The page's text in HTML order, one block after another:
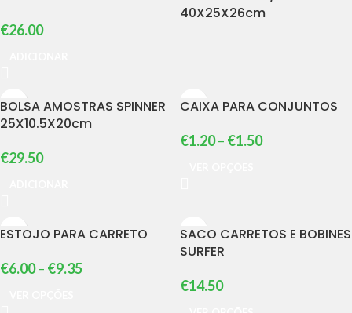
€26.00
40X25X26cm
BOLSA AMOSTRAS SPINNER
25X10.5X20cm
€29.50
CAIXA PARA CONJUNTOS
€1.20– €1.50
ESTOJO PARA CARRETO
€6.00– €9.35
SACO CARRETOS E BOBINES
SURFER
€14.50